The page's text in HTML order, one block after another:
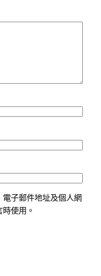
子郵件地址及個人網
使用。